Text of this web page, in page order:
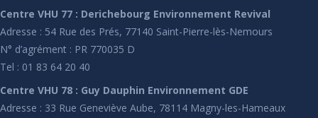
Centre VHU 77 : Derichebourg Environnement Revival
Adresse : 54 Rue des Prés, 77140 Saint-Pierre-lès-Nemours
N° d’agrément : PR 770035 D
Tel : 01 83 64 20 40
Centre VHU 78 : Guy Dauphin Environnement GDE
Adresse : 33 Rue Geneviève Aube, 78114 Magny-les-Hameaux